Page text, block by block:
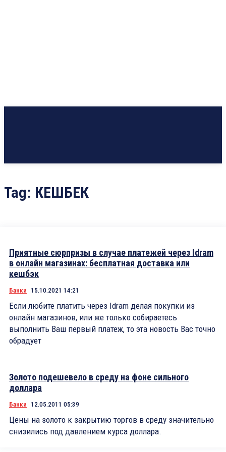
Tag: КЕШБЕК
Приятные сюрпризы в случае платежей через Idram
в онлайн магазинах: бесплатная доставка или
кешбэк
Банки 15.10.2021 14:21
Если любите платить через Idram делая покупки из
онлайн магазинов, или же только собираетесь
выполнить Ваш первый платеж, то эта новость Вас точно
обрадует
Золото подешевело в среду на фоне сильного
доллара
Банки 12.05.2011 05:39
Цены на золото к закрытию торгов в среду значительно
снизились под давлением курса доллара.